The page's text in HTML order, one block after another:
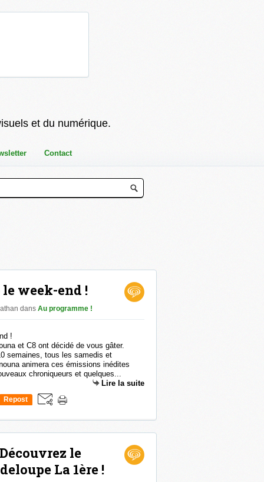
et du numérique.
Contact
le week-end !
dans Au programme !
et C8 ont décidé de vous gâter.
semaines, tous les samedis et
animera ces émissions inédites
chroniqueurs et quelques...
Lire la suite
Repost
le
La 1ère !